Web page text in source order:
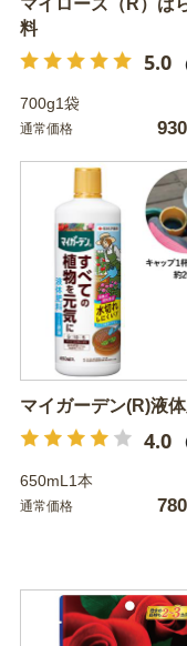
料
5.0
700g1袋
通常価格 930
マイガーデン(R)液
4.0
650mL1本
通常価格 780